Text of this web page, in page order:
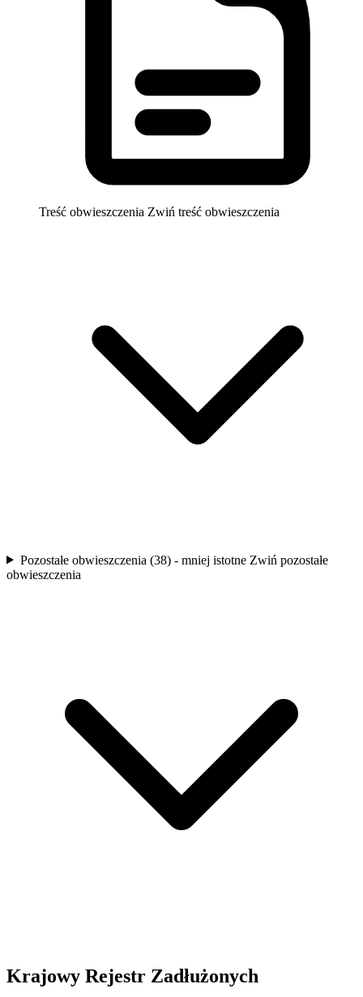
Treść obwieszczenia Zwiń treść obwieszczenia
Pozostałe obwieszczenia (38) - mniej istotne Zwiń pozostałe
obwieszczenia
Krajowy Rejestr Zadłużonych